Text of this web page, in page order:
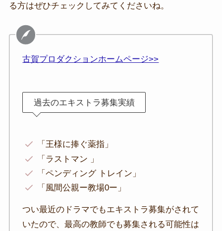
る方はぜひチェックしてみてくださいね。
古賀プロダクションホームページ>>
過去のエキストラ募集実績
「王様に捧ぐ薬指」
「ラストマン 」
「ペンディング トレイン」
「風間公親ー教場0ー」
つい最近のドラマでもエキストラ募集がされて
いたので、最高の教師でも募集される可能性は